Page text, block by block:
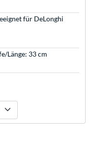
für DeLonghi
Länge: 33 cm